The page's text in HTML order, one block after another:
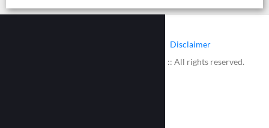
Disclaimer
© 2002 - 2026 :: www.bieretiketten.nl :: All rights reserved.